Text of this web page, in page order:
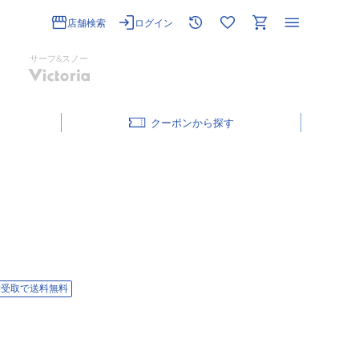
店舗検索 ログイン
サーフ&スノー
クーポン
取で送料無料